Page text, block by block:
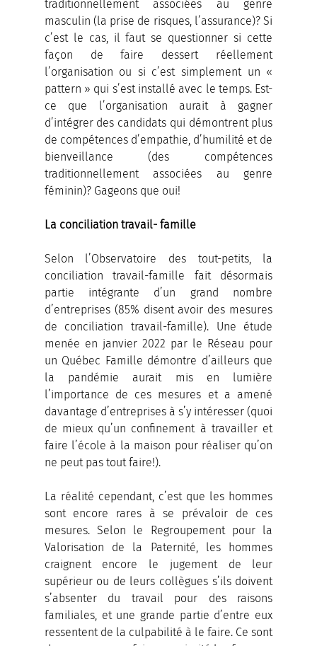
traditionnellement associées au genre
masculin (la prise de risques, l’assurance)? Si
c’est le cas, il faut se questionner si cette
façon de faire dessert réellement
l’organisation ou si c’est simplement un «
pattern » qui s’est installé avec le temps. Est-
ce que l’organisation aurait à gagner
d’intégrer des candidats qui démontrent plus
de compétences d’empathie, d’humilité et de
bienveillance (des compétences
traditionnellement associées au genre
féminin)? Gageons que oui!
La conciliation travail- famille
Selon l’Observatoire des tout-petits, la
conciliation travail-famille fait désormais
partie intégrante d’un grand nombre
d’entreprises (85% disent avoir des mesures
de conciliation travail-famille). Une étude
menée en janvier 2022 par le Réseau pour
un Québec Famille démontre d’ailleurs que
la pandémie aurait mis en lumière
l’importance de ces mesures et a amené
davantage d’entreprises à s’y intéresser (quoi
de mieux qu’un confinement à travailler et
faire l’école à la maison pour réaliser qu’on
ne peut pas tout faire!).
La réalité cependant, c’est que les hommes
sont encore rares à se prévaloir de ces
mesures. Selon le Regroupement pour la
Valorisation de la Paternité, les hommes
craignent encore le jugement de leur
supérieur ou de leurs collègues s’ils doivent
s’absenter du travail pour des raisons
familiales, et une grande partie d’entre eux
ressentent de la culpabilité à le faire. Ce sont